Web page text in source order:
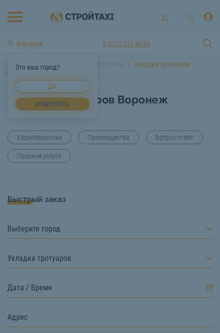
Воронеж
Это ваш город?
ДА
ИЗМЕНИТЬ
8 (922) 517-40-66
Главная Услуги спецтехники Воронеж
Укладка тротуаров
Воронеж
Укладка тротуаров Воронеж
Характеристики Преимущества Вопрос-ответ
Похожие услуги
Быстрый заказ
Выберите город
Укладка тротуаров